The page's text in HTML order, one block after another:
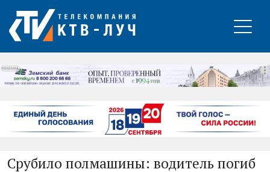
РЕКЛАМА
Срубило полмашины: водитель погиб